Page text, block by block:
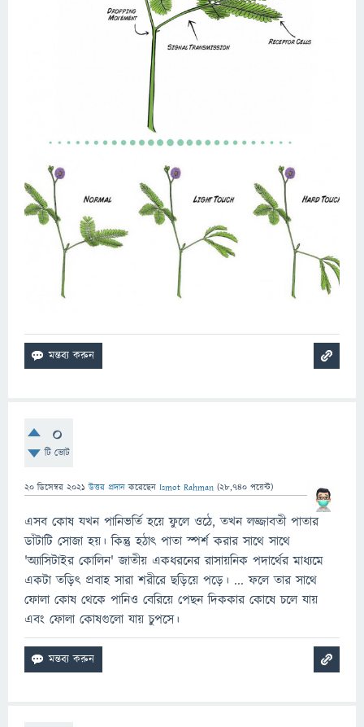
0
টি ভোট
20 ডিসেম্বর 2021 উত্তর প্রদান করেছেন Ismot Rahman (28,740 পয়েন্ট)
এসব কোষ যখন পানিভর্তি হয়ে ফুলে ওঠে, তখন লজ্জাবতী পাতার
ডাঁটাটি সোজা হয়। কিন্তু হঠাৎ পাতা স্পর্শ করার সাথে সাথে
'অ্যাসিটাইর কোলিন' জাতীয় একধরনের রাসায়নিক পদার্থের মাধ্যমে
একটা তড়িৎ প্রবাহ সারা শরীরে ছড়িয়ে পড়ে। ... ফলে তার সাথে
ফোলা কোষ থেকে পানিও বেরিয়ে পেছন দিককার কোষে চলে যায়
এবং ফোলা কোষগুলো যায় চুপসে।